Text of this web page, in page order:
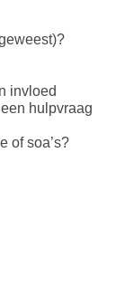
invloed
hulpvraag
of soa’s?